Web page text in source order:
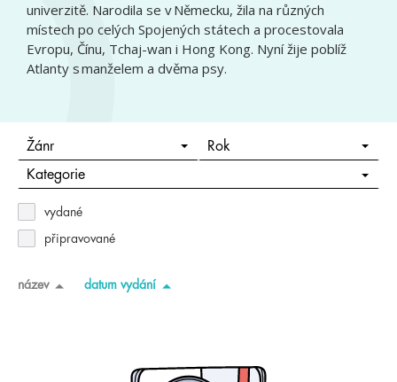
univerzitě. Narodila se v Německu, žila na různých
místech po celých Spojených státech a procestovala
Evropu, Čínu, Tchaj-wan i Hong Kong. Nyní žije poblíž
Atlanty s manželem a dvěma psy.
Žánr Rok
Kategorie
vydané
připravované
název datum vydání